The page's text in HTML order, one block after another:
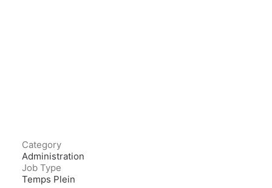
Category
Administration
Job Type
Temps Plein